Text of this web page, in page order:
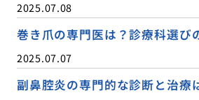
2025.07.08
巻き爪の専門医は？診療科選び
2025.07.07
副鼻腔炎の専門的な診断と治療